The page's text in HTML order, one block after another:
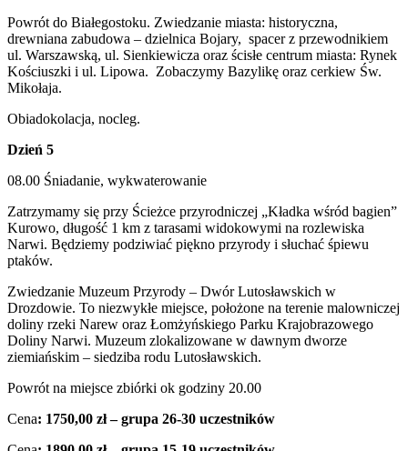
Powrót do Białegostoku. Zwiedzanie miasta: historyczna,
drewniana zabudowa – dzielnica Bojary, spacer z przewodnikiem
ul. Warszawską, ul. Sienkiewicza oraz ścisłe centrum miasta: Rynek
Kościuszki i ul. Lipowa. Zobaczymy Bazylikę oraz cerkiew Św.
Mikołaja.
Obiadokolacja, nocleg.
Dzień 5
08.00 Śniadanie, wykwaterowanie
Zatrzymamy się przy Ścieżce przyrodniczej „Kładka wśród bagien”
Kurowo, długość 1 km z tarasami widokowymi na rozlewiska
Narwi. Będziemy podziwiać piękno przyrody i słuchać śpiewu
ptaków.
Zwiedzanie Muzeum Przyrody – Dwór Lutosławskich w
Drozdowie. To niezwykłe miejsce, położone na terenie malowniczej
doliny rzeki Narew oraz Łomżyńskiego Parku Krajobrazowego
Doliny Narwi. Muzeum zlokalizowane w dawnym dworze
ziemiańskim – siedziba rodu Lutosławskich.
Powrót na miejsce zbiórki ok godziny 20.00
Cena: 1750,00 zł – grupa 26-30 uczestników